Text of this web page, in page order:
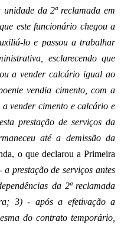
da 2ª reclamada em
este funcionário chegou a
lo e passou a trabalhar
esclarecendo que
a vender calcário igual ao
vendia cimento, com a
vender cimento e calcário e
prestação de serviços da
até a demissão da
o que declarou a Primeira
prestação de serviços antes
da 2ª reclamada
3) - após a efetivação a
do contrato temporário,